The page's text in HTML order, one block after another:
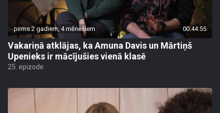
pirms 2 gadiem, 4 mēnešiem 00:44:55
Vakariņā atklājas, ka Amuna Davis un Mārtiņš
Upenieks ir mācījušies vienā klasē
25. epizode